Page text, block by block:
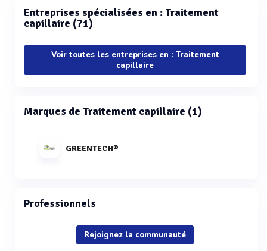
Entreprises spécialisées en : Traitement
capillaire (71)
Voir toutes les entreprises en : Traitement
capillaire
Marques de Traitement capillaire (1)
GREENTECH®
Professionnels
Rejoignez la communauté